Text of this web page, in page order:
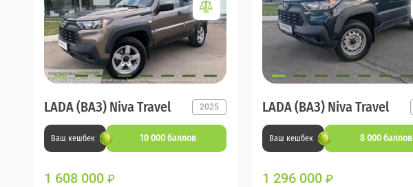
LADA (ВАЗ) Niva Travel 2025
Ваш кешбек 10 000 баллов
1 608 000 ₽
LADA (ВАЗ) Niva Travel
Ваш кешбек 8 000 баллов
1 296 000 ₽